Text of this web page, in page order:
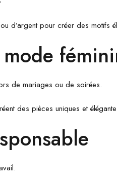
d’argent pour créer des motifs
de mariages ou de soirées.
des pièces uniques et